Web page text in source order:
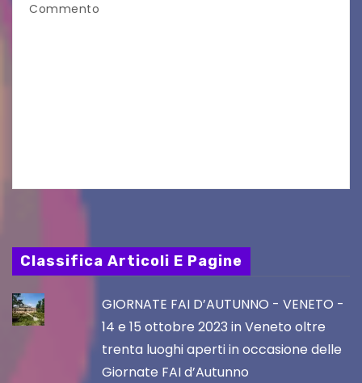
Commento
Classifica Articoli E Pagine
GIORNATE FAI D’AUTUNNO - VENETO -
14 e 15 ottobre 2023 in Veneto oltre
trenta luoghi aperti in occasione delle
Giornate FAI d’Autunno